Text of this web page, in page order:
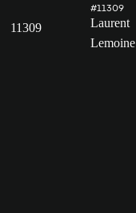
11309
#11309
Laurent
Lemoine